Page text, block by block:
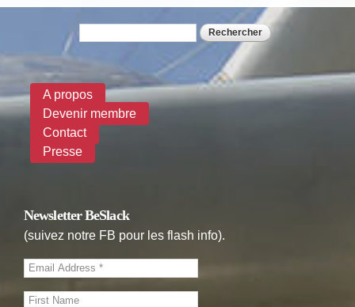
Formulaire de recherche
A propos
Devenir membre
Contact
Presse
Newsletter BeSlack
(suivez notre FB pour les flash info).